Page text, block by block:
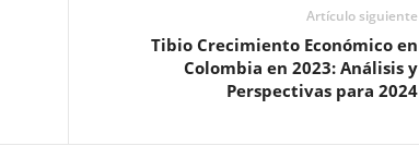
Artículo siguiente
Tibio Crecimiento Económico en
Colombia en 2023: Análisis y
Perspectivas para 2024